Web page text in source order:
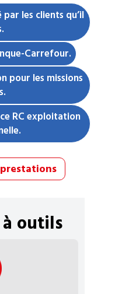
les clients qu’il
Carrefour.
pour les missions
RC exploitation
outils